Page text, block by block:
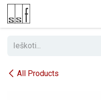
Skip to Content
All Products